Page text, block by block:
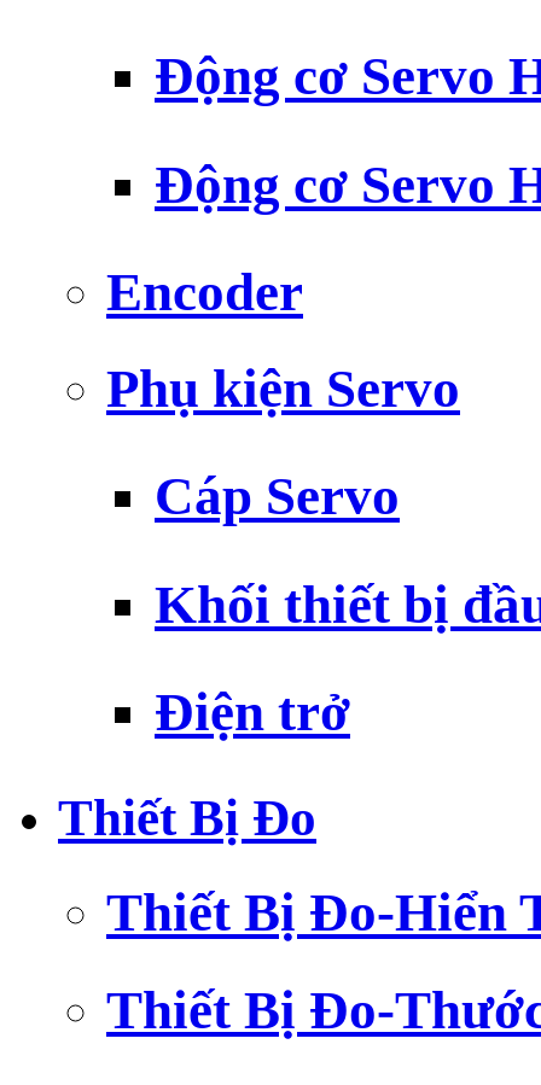
Động cơ Servo
Động cơ Servo
Encoder
Phụ kiện Servo
Cáp Servo
Khối thiết bị
Điện trở
Thiết Bị Đo
Thiết Bị Đo-Hiển
Thiết Bị Đo-